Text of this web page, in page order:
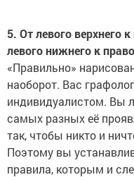
5. От левого верхнего
левого нижнего к
«Правильно»
наоборот. Вас
индивидуалистом. Вы
самых разных её
так, чтобы никто и
Поэтому вы
правила, которым и